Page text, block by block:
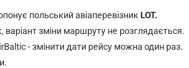
польський авіаперевізник LOT.
зміни маршруту не розглядається.
- змінити дати рейсу можна один раз.